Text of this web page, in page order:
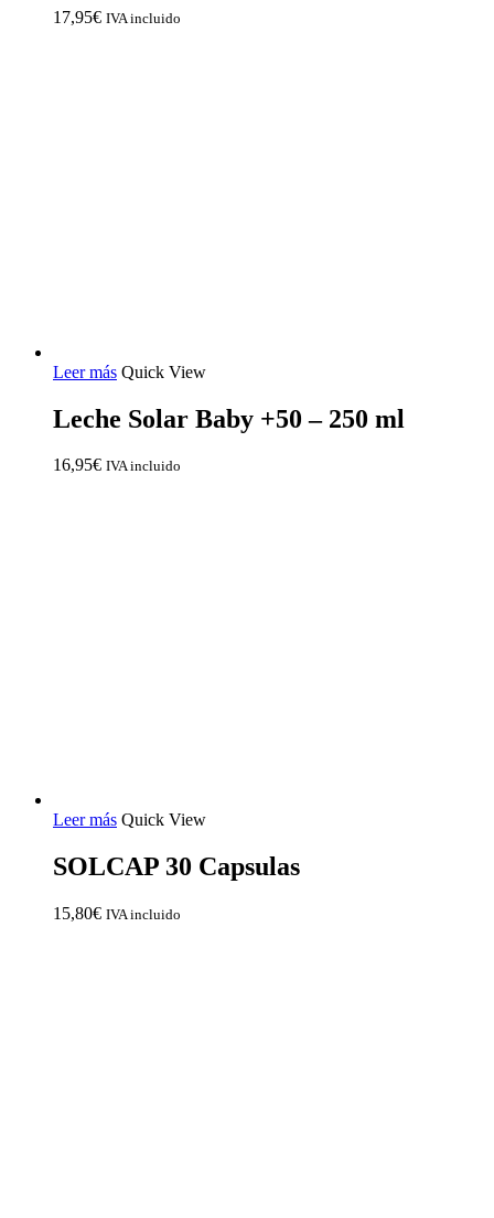
17,95€ IVA incluido
Leer más Quick View
Leche Solar Baby +50 – 250 ml
16,95€ IVA incluido
Leer más Quick View
SOLCAP 30 Capsulas
15,80€ IVA incluido